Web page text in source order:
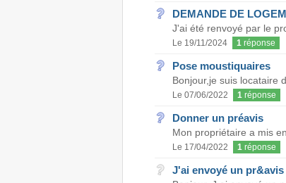
DEMANDE DE
J'ai été renvoyé par le
Le 19/11/2024 1réponse
Pose moustiquaires
Bonjour,je suis locataire
Le 07/06/2022 1réponse
Donner un préavis
Mon propriétaire a mis
Le 17/04/2022 1réponse
J'ai envoyé un